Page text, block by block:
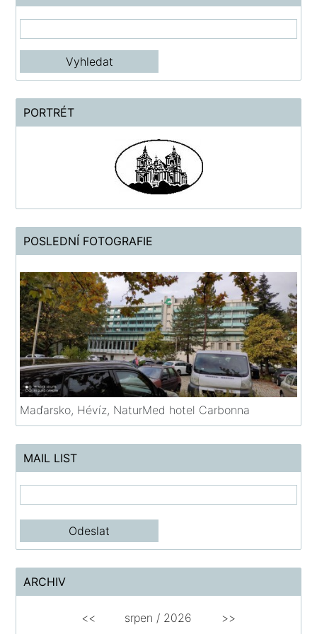
PORTRÉT
POSLEDNÍ FOTOGRAFIE
Maďarsko, Hévíz, NaturMed hotel Carbonna
MAIL LIST
ARCHIV
<< srpen / 2026 >>